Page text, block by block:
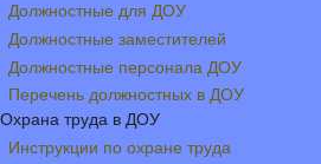
Должностные для ДОУ
Должностные заместителей
Должностные персонала ДОУ
Перечень должностных в ДОУ
Охрана труда в ДОУ
Инструкции по охране труда